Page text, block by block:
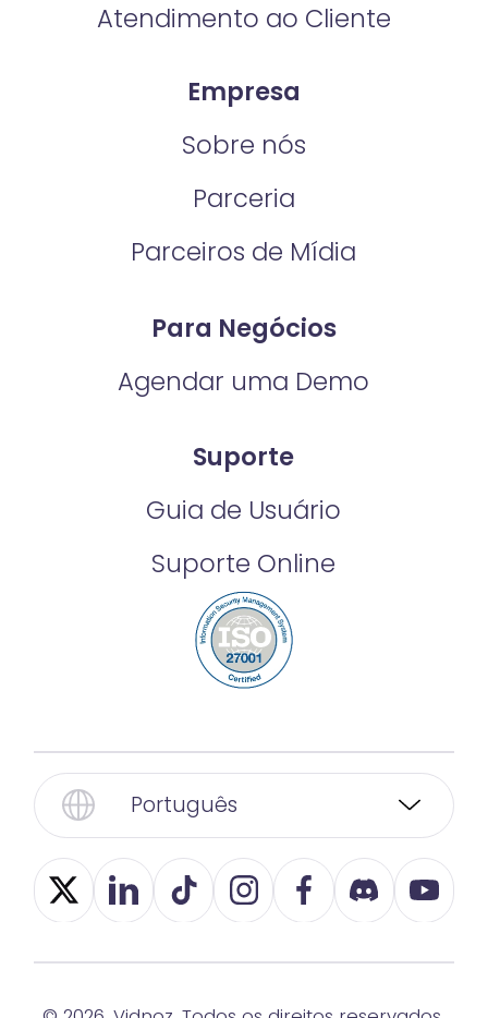
Atendimento ao Cliente
Empresa
Sobre nós
Parceria
Parceiros de Mídia
Para Negócios
Agendar uma Demo
Suporte
Guia de Usuário
Suporte Online
Português